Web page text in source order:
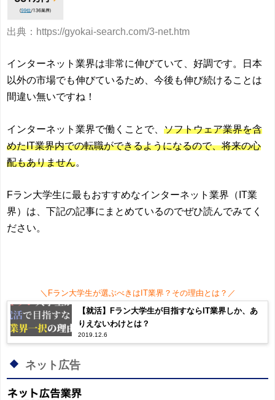
出典：https://gyokai-search.com/3-net.htm
インターネット業界は非常に伸びていて、好調です。日本
以外の市場でも伸びているため、今後も伸び続けることは
間違い無いですね！
インターネット業界で働くことで、 ソフトウェア業界を含
めたIT業界内での転職ができるようになるので、将来の心
配もありません
Fラン大学生に最もおすすめなインターネット業界（IT業
界）は、下記の記事にまとめているのでぜひ読んでみてく
ださい。
＼Fラン大学生が選ぶべきはIT業界？その理由とは？／
【就活】Fラン大学生が目指すならIT業界しか、あ
りえないわけとは？
2019.12.6
ネット広告